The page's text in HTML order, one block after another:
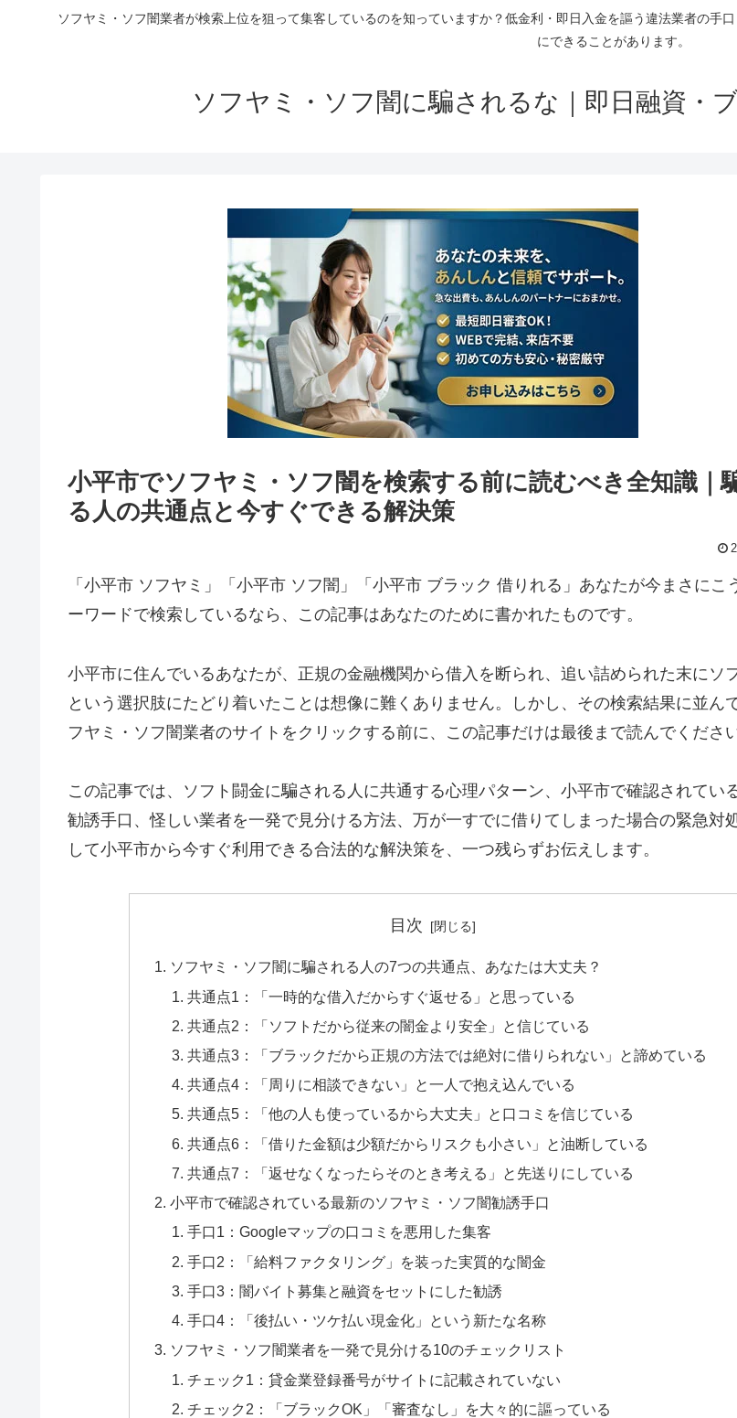
ソフヤミ・ソフ闇業者が検索上位を狙って集客しているのを知っていますか？低金利・即日入金を謳う違法業者の手
にできることがあります。
ソフヤミ・ソフ闇に騙されるな｜即日融資・
小平市でソフヤミ・ソフ闇を検索する前に読むべき全知識｜
る人の共通点と今すぐできる解決策
「小平市 ソフヤミ」「小平市 ソフ闇」「小平市 ブラック 借りれる」あなたが今まさにこ
ーワードで検索しているなら、この記事はあなたのために書かれたものです。
小平市に住んでいるあなたが、正規の金融機関から借入を断られ、追い詰められた末にソ
という選択肢にたどり着いたことは想像に難くありません。しかし、その検索結果に並ん
フヤミ・ソフ闇業者のサイトをクリックする前に、この記事だけは最後まで読んでください
この記事では、ソフト闘金に騙される人に共通する心理パターン、小平市で確認されてい
勧誘手口、怪しい業者を一発で見分ける方法、万が一すでに借りてしまった場合の緊急対
して小平市から今すぐ利用できる合法的な解決策を、一つ残らずお伝えします。
目次
ソフヤミ・ソフ闇に騙される人の7つの共通点、あなたは大丈夫？
共通点1：「一時的な借入だからすぐ返せる」と思っている
共通点2：「ソフトだから従来の闇金より安全」と信じている
共通点3：「ブラックだから正規の方法では絶対に借りられない」と諦めている
共通点4：「周りに相談できない」と一人で抱え込んでいる
共通点5：「他の人も使っているから大丈夫」と口コミを信じている
共通点6：「借りた金額は少額だからリスクも小さい」と油断している
共通点7：「返せなくなったらそのとき考える」と先送りにしている
小平市で確認されている最新のソフヤミ・ソフ闇勧誘手口
手口1：Googleマップの口コミを悪用した集客
手口2：「給料ファクタリング」を装った実質的な闇金
手口3：闇バイト募集と融資をセットにした勧誘
手口4：「後払い・ツケ払い現金化」という新たな名称
ソフヤミ・ソフ闇業者を一発で見分ける10のチェックリスト
チェック1：貸金業登録番号がサイトに記載されていない
チェック2：「ブラックOK」「審査なし」を大々的に謳っている